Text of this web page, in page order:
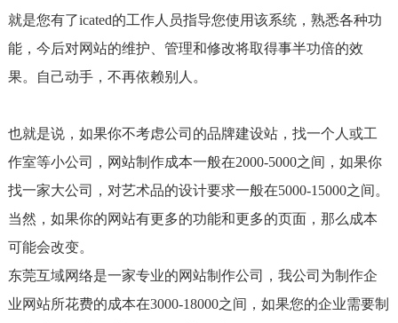
就是您有了icated的工作人员指导您使用该系统，熟悉各种功
能，今后对网站的维护、管理和修改将取得事半功倍的效
果。自己动手，不再依赖别人。
也就是说，如果你不考虑公司的品牌建设站，找一个人或工
作室等小公司，网站制作成本一般在2000-5000之间，如果你
找一家大公司，对艺术品的设计要求一般在5000-15000之间。
当然，如果你的网站有更多的功能和更多的页面，那么成本
可能会改变。
东莞互域网络是一家专业的网站制作公司，我公司为制作企
业网站所花费的成本在3000-18000之间，如果您的企业需要制